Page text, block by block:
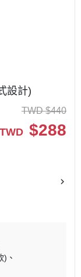
設計)
TWD $440
TWD $288
)